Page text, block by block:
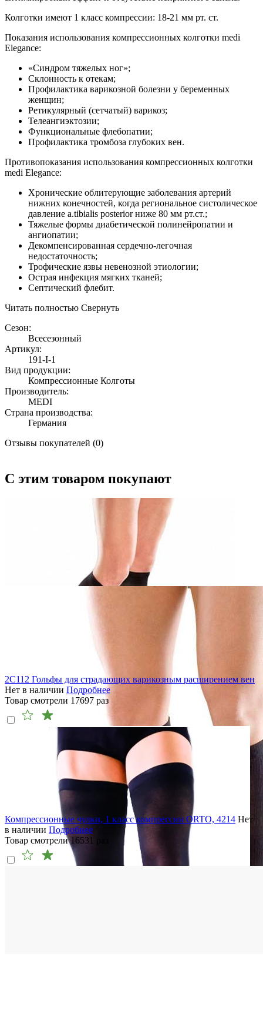
Колготки имеют 1 класс компрессии: 18-21 мм рт. ст.
Показания использования компрессионных колготки medi
Elegance:
«Синдром тяжелых ног»;
Склонность к отекам;
Профилактика варикозной болезни у беременных
женщин;
Ретикулярный (сетчатый) варикоз;
Телеангиэктозии;
Функциональные флебопатии;
Профилактика тромбоза глубоких вен.
Противопоказания использования компрессионных колготки
medi Elegance:
Хронические облитерующие заболевания артерий
нижних конечностей, когда региональное систолическое
давление a.tibialis posterior ниже 80 мм рт.ст.;
Тяжелые формы диабетической полинейропатии и
ангиопатии;
Декомпенсированная сердечно-легочная
недостаточность;
Трофические язвы невенозной этиологии;
Острая инфекция мягких тканей;
Септический флебит.
Читать полностью Свернуть
Сезон:
Всесезонный
Артикул:
191-I-1
Вид продукции:
Компрессионные Колготы
Производитель:
MEDI
Страна производства:
Германия
Отзывы покупателей (0)
С этим товаром покупают
2C112 Гольфы для страдающих варикозным расширением вен
Нет в наличии Подробнее
Товар смотрели 17697 раз
Компрессионные чулки, 1 класс компрессии ORTO, 4214 Нет
в наличии Подробнее
Товар смотрели16531